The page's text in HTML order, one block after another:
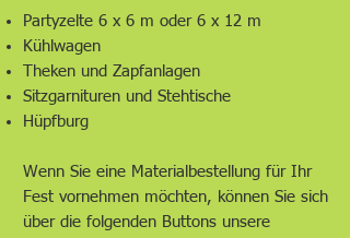
Partyzelte 6 x 6 m oder 6 x 12 m
Kühlwagen
Theken und Zapfanlagen
Sitzgarnituren und Stehtische
Hüpfburg
Wenn Sie eine Materialbestellung für Ihr
Fest vornehmen möchten, können Sie sich
über die folgenden Buttons unsere